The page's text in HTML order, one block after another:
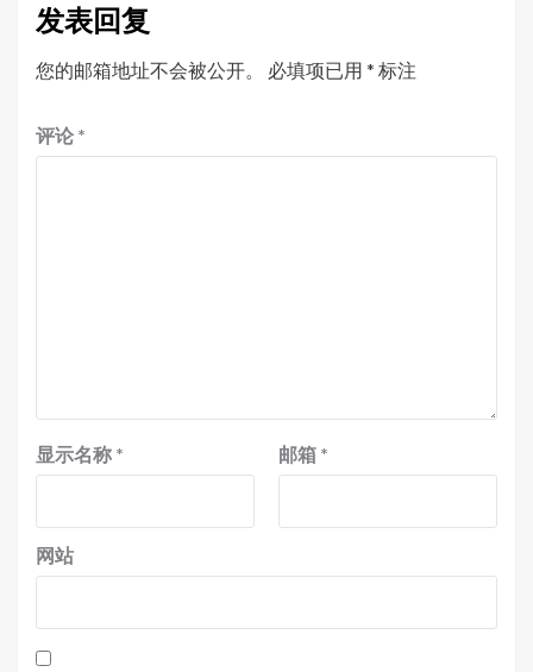
发表回复
您的邮箱地址不会被公开。 必填项已用 * 标注
评论 *
显示名称 * 邮箱 *
网站